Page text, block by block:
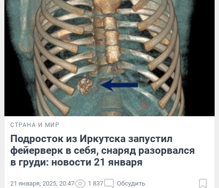
СТРАНА И МИР
Подросток из Иркутска запустил
фейерверк в себя, снаряд разорвался
в груди: новости 21 января
21 января, 2025, 20:47 1 837 Обсудить